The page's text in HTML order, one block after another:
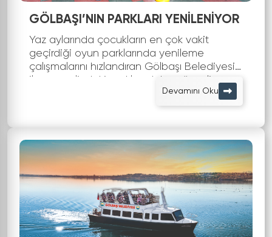
GÖLBAŞI’NIN PARKLARI YENİLENİYOR
Yaz aylarında çocukların en çok vakit
geçirdiği oyun parklarında yenileme
çalışmalarını hızlandıran Gölbaşı Belediyesi,
ilçe genelindeki parkları daha güvenli,
modern ve kullanışlı hale getiriyor. Zam...
Devamını Oku